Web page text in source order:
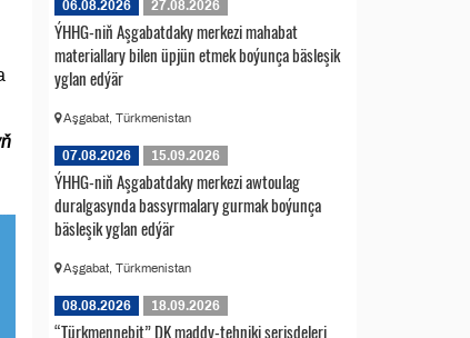
06.08.2026 27.08.2026
ÝHHG-niň Aşgabatdaky merkezi mahabat
materiallary bilen üpjün etmek boýunça bäsleşik
yglan edýär
Aşgabat, Türkmenistan
07.08.2026 15.09.2026
ÝHHG-niň Aşgabatdaky merkezi awtoulag
duralgasynda bassyrmalary gurmak boýunça
bäsleşik yglan edýär
Aşgabat, Türkmenistan
08.08.2026 18.09.2026
“Türkmennebit” DK maddy-tehniki serişdeleri